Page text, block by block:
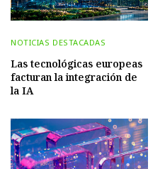
NOTICIAS DESTACADAS
Las tecnológicas europeas
facturan la integración de
la IA